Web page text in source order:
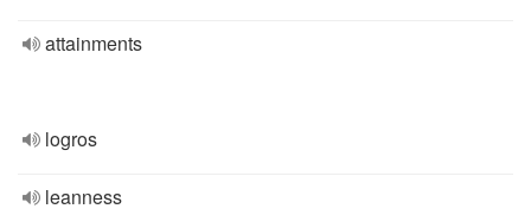
attainments
logros
leanness